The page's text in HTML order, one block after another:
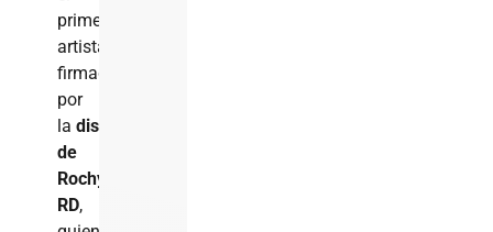
primer
artista
firmado
por
ladisquera
de
Rochy
RD,